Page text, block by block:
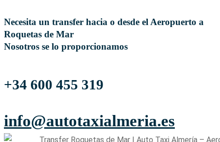
Necesita un transfer hacia o desde el Aeropuerto a
Roquetas de Mar
Nosotros se lo proporcionamos
+34 600 455 319
info@autotaxialmeria.es